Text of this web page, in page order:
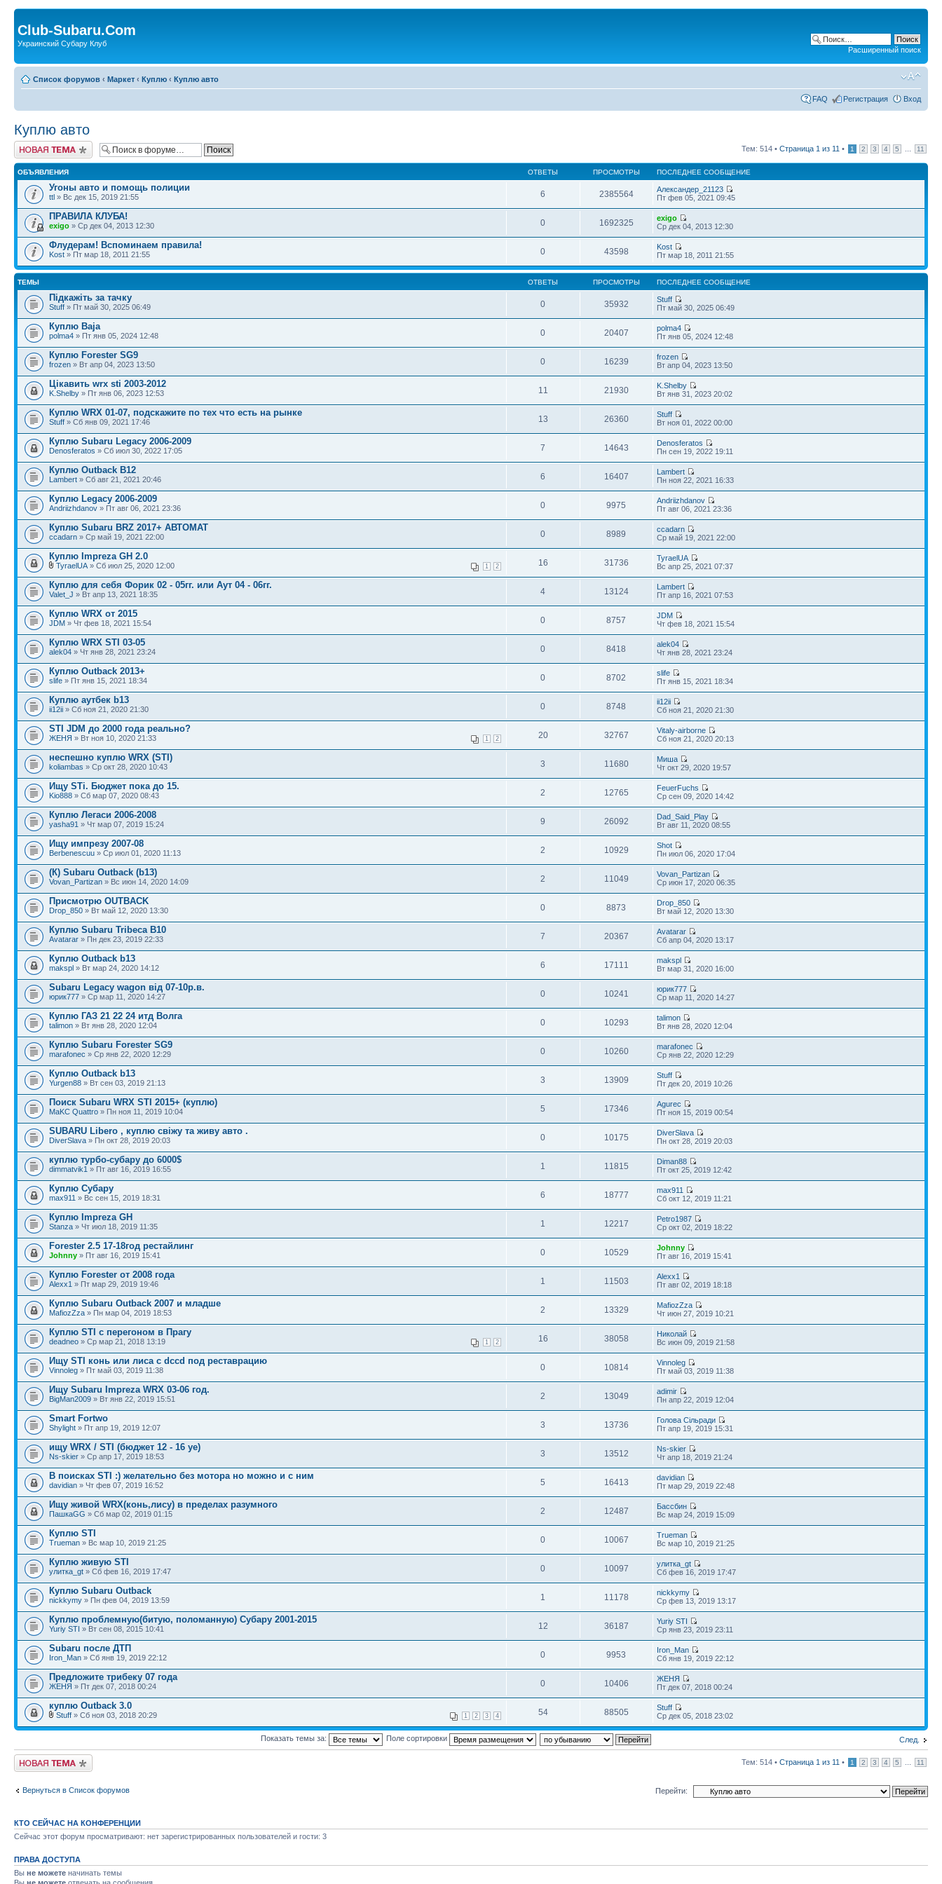
Club-Subaru.Com
Украинский Субару Клуб
Расширенный поиск
Список форумов ‹ Маркет ‹ Куплю ‹ Куплю авто
FAQ Регистрация Вход
Куплю авто
Новая тема Тем: 514 • Страница 1 из 11 • 1 2 3 4 5 11
ОБЪЯВЛЕНИЯ ОТВЕТЫ ПРОСМОТРЫ ПОСЛЕДНЕЕ СООБЩЕНИЕ
Угоны авто и помощь полиции
ttl » Вс дек 15, 2019 21:55 6 2385564
Александер_21123
Пт фев 05, 2021 09:45
ПРАВИЛА КЛУБА!
exigo » Ср дек 04, 2013 12:30 0 1692325
exigo
Ср дек 04, 2013 12:30
Флудерам! Вспоминаем правила!
Kost » Пт мар 18, 2011 21:55 0 43598
Kost
Пт мар 18, 2011 21:55
ТЕМЫ ОТВЕТЫ ПРОСМОТРЫ ПОСЛЕДНЕЕ СООБЩЕНИЕ
Підкажіть за тачку
Stuff » Пт май 30, 2025 06:49 0 35932
Stuff
Пт май 30, 2025 06:49
Куплю Baja
polma4 » Пт янв 05, 2024 12:48 0 20407
polma4
Пт янв 05, 2024 12:48
Куплю Forester SG9
frozen » Вт апр 04, 2023 13:50 0 16239
frozen
Вт апр 04, 2023 13:50
Цікавить wrx sti 2003-2012
K.Shelby » Пт янв 06, 2023 12:53 11 21930
K.Shelby
Вт янв 31, 2023 20:02
Куплю WRX 01-07, подскажите по тех что есть на рынке
Stuff » Сб янв 09, 2021 17:46 13 26360
Stuff
Вт ноя 01, 2022 00:00
Куплю Subaru Legacy 2006-2009
Denosferatos » Сб июл 30, 2022 17:05 7 14643
Denosferatos
Пн сен 19, 2022 19:11
Куплю Outback B12
Lambert » Сб авг 21, 2021 20:46 6 16407
Lambert
Пн ноя 22, 2021 16:33
Куплю Legacy 2006-2009
Andriizhdanov » Пт авг 06, 2021 23:36 0 9975
Andriizhdanov
Пт авг 06, 2021 23:36
Куплю Subaru BRZ 2017+ АВТОМАТ
ccadarn » Ср май 19, 2021 22:00 0 8989
ccadarn
Ср май 19, 2021 22:00
Куплю Impreza GH 2.0
1 2
TyraelUA » Сб июл 25, 2020 12:00 16 31736
TyraelUA
Вс апр 25, 2021 07:37
Куплю для себя Форик 02 - 05гг. или Аут 04 - 06гг.
Valet_J » Вт апр 13, 2021 18:35 4 13124
Lambert
Пт апр 16, 2021 07:53
Куплю WRX от 2015
JDM » Чт фев 18, 2021 15:54 0 8757
JDM
Чт фев 18, 2021 15:54
Куплю WRX STI 03-05
alek04 » Чт янв 28, 2021 23:24 0 8418
alek04
Чт янв 28, 2021 23:24
Куплю Outback 2013+
slife » Пт янв 15, 2021 18:34 0 8702
slife
Пт янв 15, 2021 18:34
Куплю аутбек b13
ii12ii » Сб ноя 21, 2020 21:30 0 8748
ii12ii
Сб ноя 21, 2020 21:30
STI JDM до 2000 года реально?
1 2
ЖЕНЯ » Вт ноя 10, 2020 21:33 20 32767
Vitaly-airborne
Сб ноя 21, 2020 20:13
неспешно куплю WRX (STI)
koliambas » Ср окт 28, 2020 10:43 3 11680
Миша
Чт окт 29, 2020 19:57
Ищу STi. Бюджет пока до 15.
Kio888 » Сб мар 07, 2020 08:43 2 12765
FeuerFuchs
Ср сен 09, 2020 14:42
Куплю Легаси 2006-2008
yasha91 » Чт мар 07, 2019 15:24 9 26092
Dad_Said_Play
Вт авг 11, 2020 08:55
Ищу импрезу 2007-08
Berbenescuu » Ср июл 01, 2020 11:13 2 10929
Shot
Пн июл 06, 2020 17:04
(К) Subaru Outback (b13)
Vovan_Partizan » Вс июн 14, 2020 14:09 2 11049
Vovan_Partizan
Ср июн 17, 2020 06:35
Присмотрю OUTBACK
Drop_850 » Вт май 12, 2020 13:30 0 8873
Drop_850
Вт май 12, 2020 13:30
Куплю Subaru Tribeca B10
Avatarar » Пн дек 23, 2019 22:33 7 20367
Avatarar
Сб апр 04, 2020 13:17
Куплю Outback b13
makspl » Вт мар 24, 2020 14:12 6 17111
makspl
Вт мар 31, 2020 16:00
Subaru Legacy wagon від 07-10р.в.
юрик777 » Ср мар 11, 2020 14:27 0 10241
юрик777
Ср мар 11, 2020 14:27
Куплю ГАЗ 21 22 24 итд Волга
talimon » Вт янв 28, 2020 12:04 0 10293
talimon
Вт янв 28, 2020 12:04
Куплю Subaru Forester SG9
marafonec » Ср янв 22, 2020 12:29 0 10260
marafonec
Ср янв 22, 2020 12:29
Куплю Outback b13
Yurgen88 » Вт сен 03, 2019 21:13 3 13909
Stuff
Пт дек 20, 2019 10:26
Поиск Subaru WRX STI 2015+ (куплю)
MaKC Quattro » Пн ноя 11, 2019 10:04 5 17346
Agurec
Пт ноя 15, 2019 00:54
SUBARU Libero , куплю свіжу та живу авто .
DiverSlava » Пн окт 28, 2019 20:03 0 10175
DiverSlava
Пн окт 28, 2019 20:03
куплю турбо-субару до 6000$
dimmatvik1 » Пт авг 16, 2019 16:55 1 11815
Diman88
Пт окт 25, 2019 12:42
Куплю Субару
max911 » Вс сен 15, 2019 18:31 6 18777
max911
Сб окт 12, 2019 11:21
Куплю Impreza GH
Stanza » Чт июл 18, 2019 11:35 1 12217
Petro1987
Ср окт 02, 2019 18:22
Forester 2.5 17-18год рестайлинг
Johnny » Пт авг 16, 2019 15:41 0 10529
Johnny
Пт авг 16, 2019 15:41
Куплю Forester от 2008 года
Alexx1 » Пт мар 29, 2019 19:46 1 11503
Alexx1
Пт авг 02, 2019 18:18
Куплю Subaru Outback 2007 и младше
MafiozZza » Пн мар 04, 2019 18:53 2 13329
MafiozZza
Чт июн 27, 2019 10:21
Куплю STI с перегоном в Прагу
1 2
deadneo » Ср мар 21, 2018 13:19 16 38058
Николай
Вс июн 09, 2019 21:58
Ищу STI конь или лиса с dccd под реставрацию
Vinnoleg » Пт май 03, 2019 11:38 0 10814
Vinnoleg
Пт май 03, 2019 11:38
Ищу Subaru Impreza WRX 03-06 год.
BigMan2009 » Вт янв 22, 2019 15:51 2 13049
adimir
Пн апр 22, 2019 12:04
Smart Fortwo
Shylight » Пт апр 19, 2019 12:07 3 13736
Голова Сільради
Пт апр 19, 2019 15:31
ищу WRX / STI (бюджет 12 - 16 уе)
Ns-skier » Ср апр 17, 2019 18:53 3 13512
Ns-skier
Чт апр 18, 2019 21:24
В поисках STI :) желательно без мотора но можно и с ним
davidian » Чт фев 07, 2019 16:52 5 16413
davidian
Пт мар 29, 2019 22:48
Ищу живой WRX(конь,лису) в пределах разумного
ПашкаGG » Сб мар 02, 2019 01:15 2 12487
Бассбин
Вс мар 24, 2019 15:09
Куплю STI
Trueman » Вс мар 10, 2019 21:25 0 10067
Trueman
Вс мар 10, 2019 21:25
Куплю живую STI
улитка_gt » Сб фев 16, 2019 17:47 0 10097
улитка_gt
Сб фев 16, 2019 17:47
Куплю Subaru Outback
nickkymy » Пн фев 04, 2019 13:59 1 11178
nickkymy
Ср фев 13, 2019 13:17
Куплю проблемную(битую, поломанную) Субару 2001-2015
Yuriy STI » Вт сен 08, 2015 10:41 12 36187
Yuriy STI
Ср янв 23, 2019 23:11
Subaru после ДТП
Iron_Man » Сб янв 19, 2019 22:12 0 9953
Iron_Man
Сб янв 19, 2019 22:12
Предложите трибеку 07 года
ЖЕНЯ » Пт дек 07, 2018 00:24 0 10406
ЖЕНЯ
Пт дек 07, 2018 00:24
куплю Outback 3.0
1 2 3 4
Stuff » Сб ноя 03, 2018 20:29 54 88505
Stuff
Ср дек 05, 2018 23:02
След.
Показать темы за: Поле сортировки
Новая тема Тем: 514 • Страница 1 из 11 • 1 2 3 4 5 11
Вернуться в Список форумов Перейти:
КТО СЕЙЧАС НА КОНФЕРЕНЦИИ
Сейчас этот форум просматривают: нет зарегистрированных пользователей и гости: 3
ПРАВА ДОСТУПА
Вы не можете начинать темы
Вы не можете отвечать на сообщения